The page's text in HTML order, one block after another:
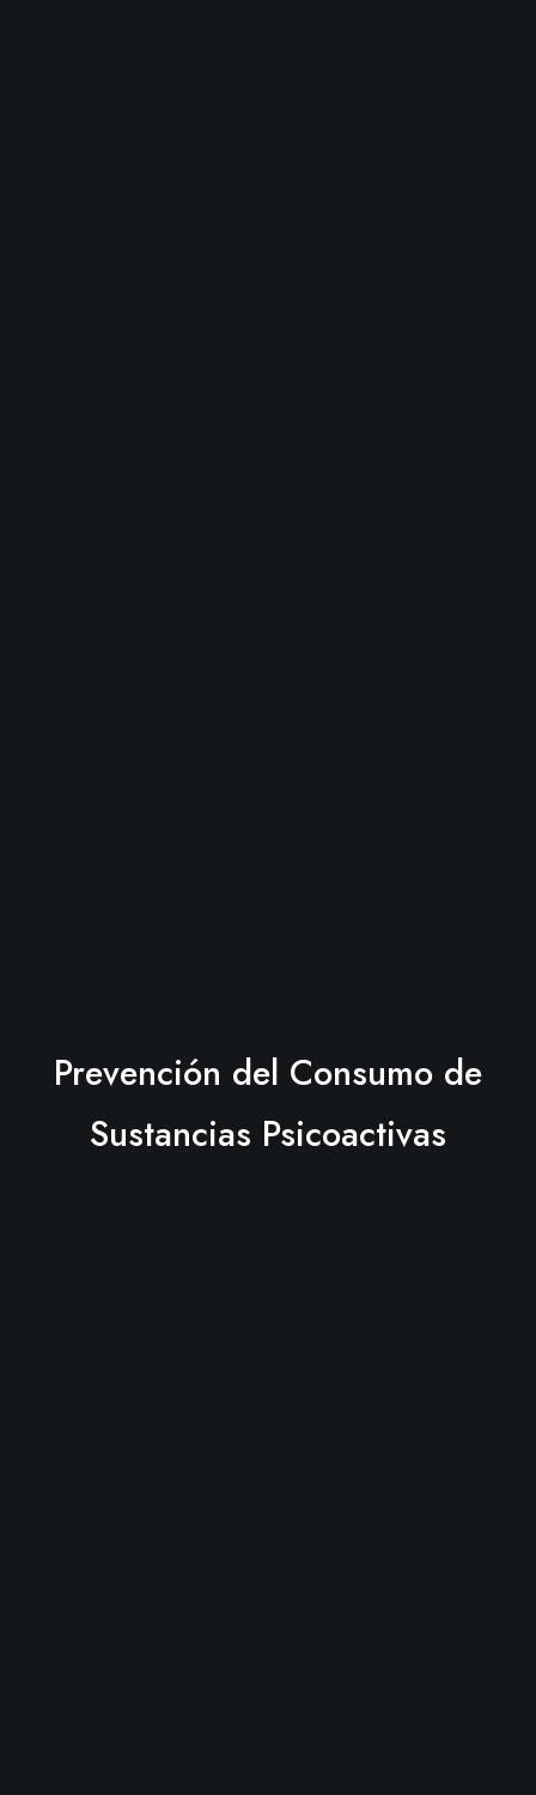
Prevención del Consumo de
Sustancias Psicoactivas